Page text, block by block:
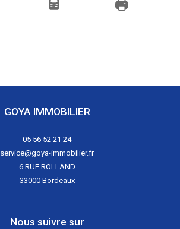
GOYA IMMOBILIER
05 56 52 21 24
service@goya-immobilier.fr
6 RUE ROLLAND
33000
Bordeaux
Nous suivre sur